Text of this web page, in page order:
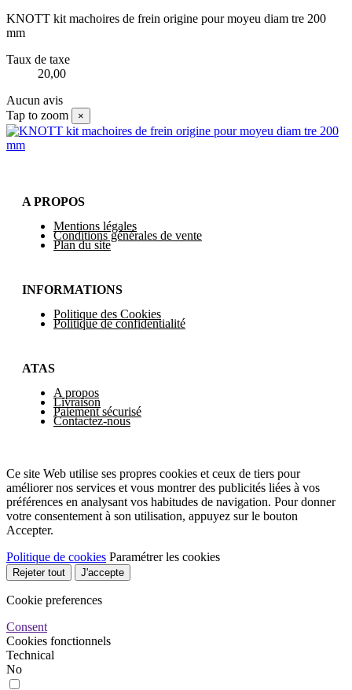
KNOTT kit machoires de frein origine pour moyeu diam tre 200
mm
Taux de taxe
20,00
Aucun avis
Tap to zoom
×
A PROPOS
Mentions légales
Conditions générales de vente
Plan du site
INFORMATIONS
Politique des Cookies
Politique de confidentialité
ATAS
A propos
Livraison
Paiement sécurisé
Contactez-nous
Ce site Web utilise ses propres cookies et ceux de tiers pour
améliorer nos services et vous montrer des publicités liées à vos
préférences en analysant vos habitudes de navigation. Pour donner
votre consentement à son utilisation, appuyez sur le bouton
Accepter.
Politique de cookies Paramétrer les cookies
Rejeter tout J'accepte
Cookie preferences
Consent
Cookies fonctionnels
Technical
No